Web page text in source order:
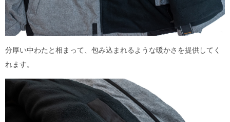
分厚い中わたと相まって、包み込まれるような暖かさを提供してく
れます。